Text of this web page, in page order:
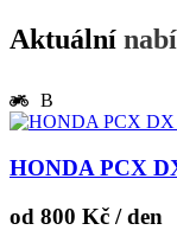
Aktuální
B
HONDA PCX
od 800 Kč / den